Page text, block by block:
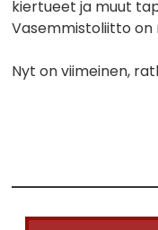
kiertueet ja muut
Vasemmistoliitto
Nyt on viimeinen,